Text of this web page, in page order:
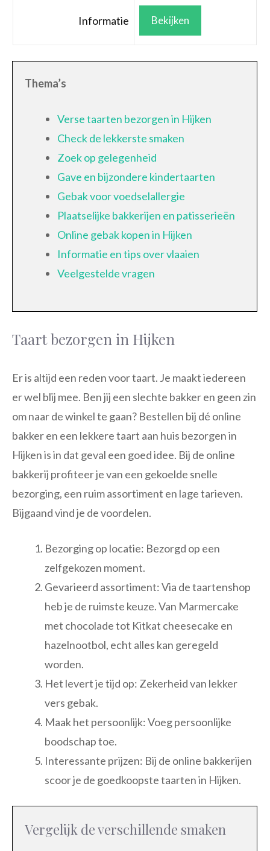
Informatie Bekijken
Thema’s
Verse taarten bezorgen in Hijken
Check de lekkerste smaken
Zoek op gelegenheid
Gave en bijzondere kindertaarten
Gebak voor voedselallergie
Plaatselijke bakkerijen en patisserieën
Online gebak kopen in Hijken
Informatie en tips over vlaaien
Veelgestelde vragen
Taart bezorgen in Hijken
Er is altijd een reden voor taart. Je maakt iedereen
er wel blij mee. Ben jij een slechte bakker en geen zin
om naar de winkel te gaan? Bestellen bij dé online
bakker en een lekkere taart aan huis bezorgen in
Hijken is in dat geval een goed idee. Bij de online
bakkerij profiteer je van een gekoelde snelle
bezorging, een ruim assortiment en lage tarieven.
Bijgaand vind je de voordelen.
Bezorging op locatie: Bezorgd op een
zelfgekozen moment.
Gevarieerd assortiment: Via de taartenshop
heb je de ruimste keuze. Van Marmercake
met chocolade tot Kitkat cheesecake en
hazelnootbol, echt alles kan geregeld
worden.
Het levert je tijd op: Zekerheid van lekker
vers gebak.
Maak het persoonlijk: Voeg persoonlijke
boodschap toe.
Interessante prijzen: Bij de online bakkerijen
scoor je de goedkoopste taarten in Hijken.
Vergelijk de verschillende smaken